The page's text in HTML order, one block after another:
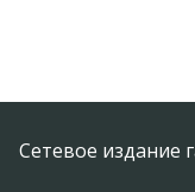
Сетевое издание